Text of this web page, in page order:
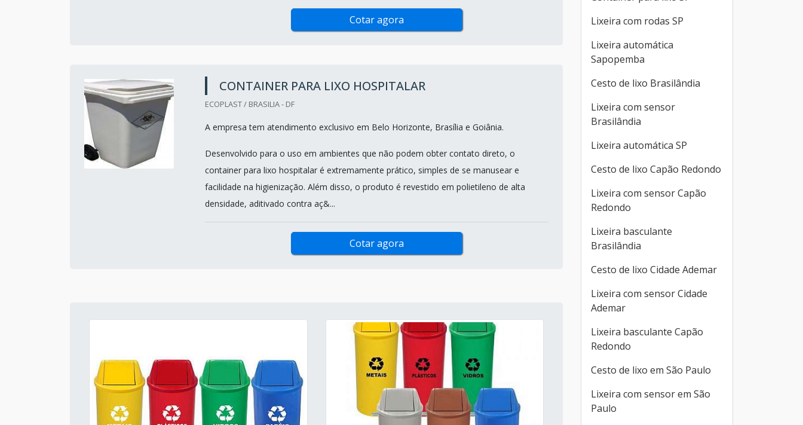
Cotar agora
CONTAINER PARA LIXO HOSPITALAR
ECOPLAST / BRASILIA - DF
A empresa tem atendimento exclusivo em Belo Horizonte, Brasília e Goiânia.
Desenvolvido para o uso em ambientes que não podem obter contato direto, o
container para lixo hospitalar é extremamente prático, simples de se manusear e
facilidade na higienização. Além disso, o produto é revestido em polietileno de alta
densidade, aditivado contra aç&...
Cotar agora
Lixeira com rodas SP
Lixeira automática
Sapopemba
Cesto de lixo Brasilândia
Lixeira com sensor
Brasilândia
Lixeira automática SP
Cesto de lixo Capão Redondo
Lixeira com sensor Capão
Redondo
Lixeira basculante
Brasilândia
Cesto de lixo Cidade Ademar
Lixeira com sensor Cidade
Ademar
Lixeira basculante Capão
Redondo
Cesto de lixo em São Paulo
Lixeira com sensor em São
Paulo